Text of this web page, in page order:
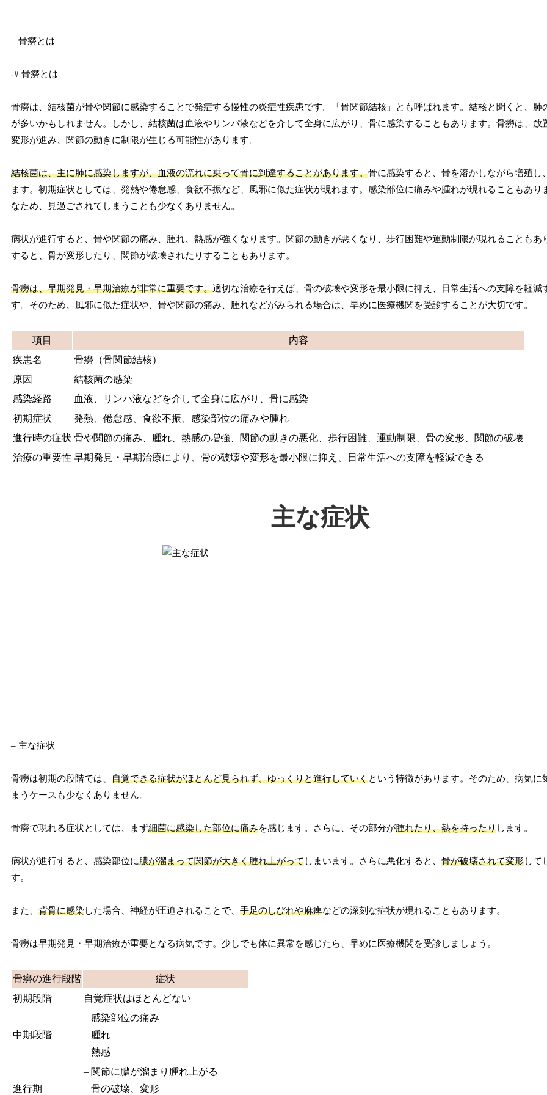
– 骨癆とは
-# 骨癆とは
骨癆は、結核菌が骨や関節に感染することで発症する慢性の炎症性疾患です。「骨関節結核」とも呼ばれます。結核と聞くと、肺
が多いかもしれません。しかし、結核菌は血液やリンパ液などを介して全身に広がり、骨に感染することもあります。骨癆は、放
変形が進み、関節の動きに制限が生じる可能性があります。
結核菌は、主に肺に感染しますが、血液の流れに乗って骨に到達することがあります。骨に感染すると、骨を溶かしながら増殖し
ます。初期症状としては、発熱や倦怠感、食欲不振など、風邪に似た症状が現れます。感染部位に痛みや腫れが現れることもあり
なため、見過ごされてしまうことも少なくありません。
病状が進行すると、骨や関節の痛み、腫れ、熱感が強くなります。関節の動きが悪くなり、歩行困難や運動制限が現れることもあ
すると、骨が変形したり、関節が破壊されたりすることもあります。
骨癆は、早期発見・早期治療が非常に重要です。適切な治療を行えば、骨の破壊や変形を最小限に抑え、日常生活への支障を軽減
す。そのため、風邪に似た症状や、骨や関節の痛み、腫れなどがみられる場合は、早めに医療機関を受診することが大切です。
項目
内容
疾患名
骨癆（骨関節結核）
原因
結核菌の感染
感染経路
血液、リンパ液などを介して全身に広がり、骨に感染
初期症状
発熱、倦怠感、食欲不振、感染部位の痛みや腫れ
進行時の症状 骨や関節の痛み、腫れ、熱感の増強、関節の動きの悪化、歩行困難、運動制限、骨の変形、関節の破壊
治療の重要性 早期発見・早期治療により、骨の破壊や変形を最小限に抑え、日常生活への支障を軽減できる
主な症状
– 主な症状
骨癆は初期の段階では、 自覚できる症状がほとんど見られず、ゆっくりと進行していくという特徴があります。そのため、病気に
まうケースも少なくありません。
骨癆で現れる症状としては、まず細菌に感染した部位に痛みを感じます。さらに、その部分が腫れたり、熱を持ったりします。
病状が進行すると、感染部位に膿が溜まって関節が大きく腫れ上がってしまいます。さらに悪化すると、 骨が破壊されて変形して
す。
また、 背骨に感染した場合、神経が圧迫されることで、 手足のしびれや麻痺などの深刻な症状が現れることもあります。
骨癆は早期発見・早期治療が重要となる病気です。少しでも体に異常を感じたら、早めに医療機関を受診しましょう。
骨癆の進行段階
症状
初期段階
自覚症状はほとんどない
中期段階
– 感染部位の痛み
– 腫れ
– 熱感
進行期
– 関節に膿が溜まり腫れ上がる
– 骨の破壊、変形